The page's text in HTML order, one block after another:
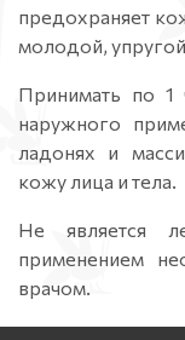
предохраняет
молодой, упругой
Принимать по
наружного
ладонях и
кожу лица и тела.
Не является
применением
врачом.